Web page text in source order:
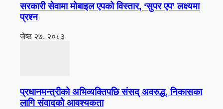
सरकारी सेवामा मोबाइल एपको विस्तार, ‘सुपर एप’ लक्ष्यमा
प्रश्न
जेष्ठ २७, २०८३
प्रधानमन्त्रीको अभिव्यक्तिपछि संसद् अवरुद्ध, निकासका
लागि संवादको आवश्यकता